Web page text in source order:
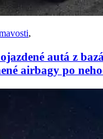
,
autá z
airbagy po